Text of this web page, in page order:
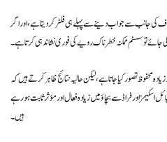
کی جانب سے جواب دینے سے پہلے ہی فلٹر کر دیتا ہے، اور اگر
جائے تو سسٹم ممکنہ خطرناک رویے کی فوری نشاندہی کرتا ہے۔
محفوظ تصور کیا جاتا ہے، لیکن حالیہ نتائج ظاہر کرتے ہیں کہ
اسکیمز اور فراڈ سے بچاؤ میں زیادہ فعال اور مؤثر ثابت ہو رہے
ہیں۔